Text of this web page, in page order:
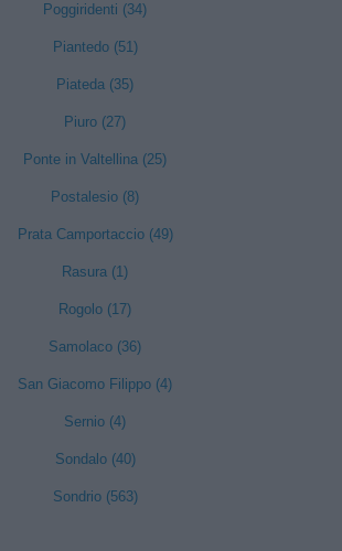
Poggiridenti (34)
Piantedo (51)
Piateda (35)
Piuro (27)
Ponte in Valtellina (25)
Postalesio (8)
Prata Camportaccio (49)
Rasura (1)
Rogolo (17)
Samolaco (36)
San Giacomo Filippo (4)
Sernio (4)
Sondalo (40)
Sondrio (563)